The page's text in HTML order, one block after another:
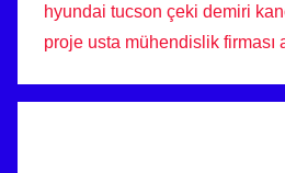
hyundai tucson çeki demiri
proje usta mühendislik firması